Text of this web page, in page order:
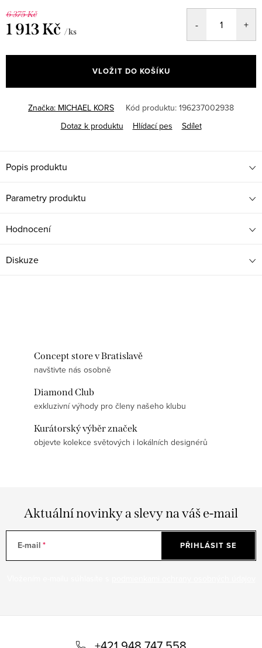
6 375 Kč
1 913 Kč / ks
cena:
VLOŽIT DO KOŠÍKU
Značka: MICHAEL KORS Kód produktu: 196237002938
Dotaz k produktu
Hlídací pes Sdílet
Popis produktu
Parametry produktu
Hodnocení
Diskuze
Concept store v Bratislavě
navštivte nás osobně
Diamond Club
exkluzivní výhody pro členy našeho klubu
Kurátorský výběr značek
objevte kolekce světových i lokálních designérů
Aktuální novinky a slevy na váš e-mail
E-mail PŘIHLÁSIT SE